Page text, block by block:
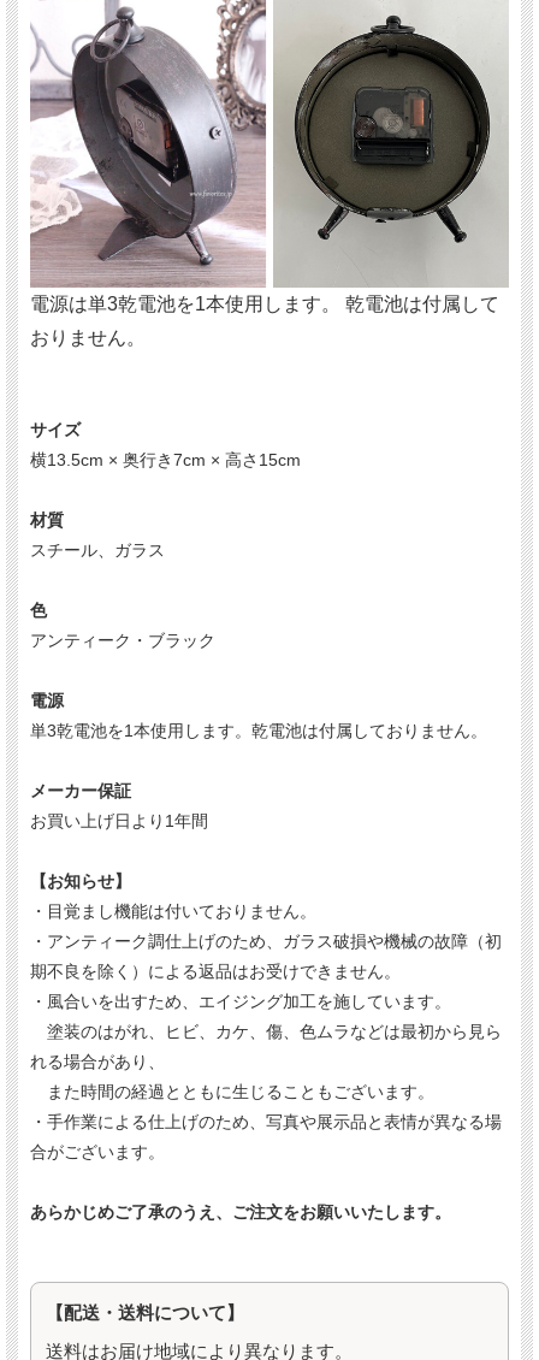
電源は単3乾電池を1本使用します。 乾電池は付属して
おりません。
サイズ
横13.5cm × 奥行き7cm × 高さ15cm
材質
スチール、ガラス
色
アンティーク・ブラック
電源
単3乾電池を1本使用します。乾電池は付属しておりません。
メーカー保証
お買い上げ日より1年間
【お知らせ】
・目覚まし機能は付いておりません。
・アンティーク調仕上げのため、ガラス破損や機械の故障（初
期不良を除く）による返品はお受けできません。
・風合いを出すため、エイジング加工を施しています。
塗装のはがれ、ヒビ、カケ、傷、色ムラなどは最初から見ら
れる場合があり、
また時間の経過とともに生じることもございます。
・手作業による仕上げのため、写真や展示品と表情が異なる場
合がございます。
あらかじめご了承のうえ、ご注文をお願いいたします。
【配送・送料について】
送料はお届け地域により異なります。